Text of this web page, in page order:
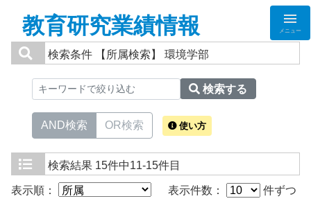
教育研究業績情報 メニュー
検索条件 【所属検索】 環境学部
検索する
AND検索 OR検索 使い方
検索結果 15件中11-15件目
表示順： 表示件数： 件ずつ